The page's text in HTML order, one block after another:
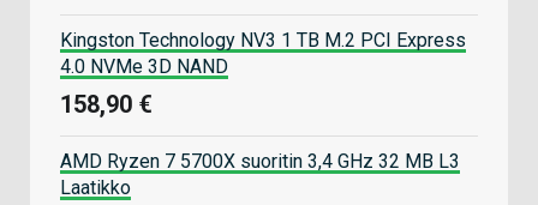
Kingston Technology NV3 1 TB M.2 PCI Express
4.0 NVMe 3D NAND
158,90 €
AMD Ryzen 7 5700X suoritin 3,4 GHz 32 MB L3
Laatikko